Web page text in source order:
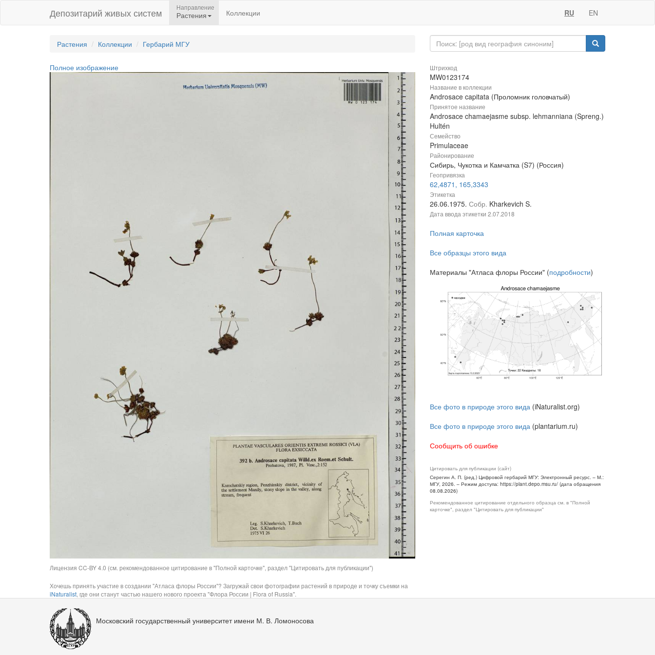
Депозитарий живых систем Направление
Растения Коллекции RU EN
Растения Коллекции Гербарий МГУ
Полное изображение
Лицензия CC-BY 4.0 (см. рекомендованное цитирование в "Полной карточке", раздел "Цитировать для публикации")
Хочешь принять участие в создании "Атласа флоры России"? Загружай свои фотографии растений в природе и точку съемки на
iNaturalist, где они станут частью нашего нового проекта "Флора России | Flora of Russia".
Штрихкод
MW0123174
Название в коллекции
Androsace capitata (Проломник головчатый)
Принятое название
Androsace chamaejasme subsp. lehmanniana (Spreng.)
Hultén
Семейство
Primulaceae
Районирование
Сибирь, Чукотка и Камчатка (S7) (Россия)
Геопривязка
62,4871, 165,3343
Этикетка
26.06.1975. Собр. Kharkevich S.
Дата ввода этикетки 2.07.2018
Полная карточка
Все образцы этого вида
Материалы "Атласа флоры России" (подробности)
Все фото в природе этого вида (iNaturalist.org)
Все фото в природе этого вида (plantarium.ru)
Сообщить об ошибке
Цитировать для публикации (сайт)
Серегин А. П. (ред.) Цифровой гербарий МГУ: Электронный ресурс. – М.:
МГУ, 2026. – Режим доступа: https://plant.depo.msu.ru/ (дата обращения
08.08.2026)
Рекомендованное цитирование отдельного образца см. в "Полной
карточке", раздел "Цитировать для публикации"
Московский государственный университет имени М. В. Ломоносова